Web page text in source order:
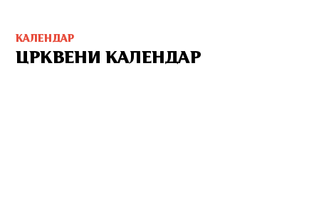
КАЛЕНДАР
ЦРКВЕНИ КАЛЕНДАР